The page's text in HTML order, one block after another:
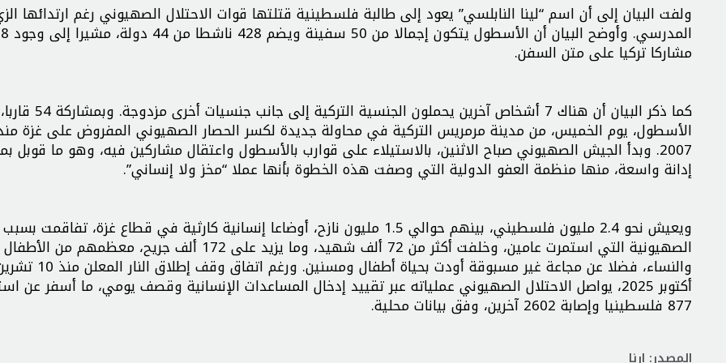
ولفت البيان إلى أن اسم “لينا النابلسي” يعود إلى طالبة فلسطينية قتلتها قوات الاحتلال الصهيوني رغم ارتدائها
المدرسي. وأوضح البيان أن
مشاركا تركيا على متن السفن.
كما ذكر البيان أن هناك 7 أشخاص آخرين يحملون
الأسطول، يوم الخميس، من مدينة مرمريس التركية في محاولة جديدة لكسر الحصار الصهيوني المفروض على غزة
2007. وبدأ الجيش الصهيوني صباح الاثنين، بالاستيلاء على قوارب بالأسطول واعتقال مشاركين فيه، وهو ما قوبل
إدانة واسعة، منها منظمة العفو الدولية التي وصفت هذه الخطوة بأنها عملا “مخز ولا إنساني”.
ويعيش نحو 2.4 مليون فلسطيني، بينهم حوالي 1.5 مليون نازح، أوضاعا إنسانية كارثية في قطاع غزة، تفاقمت
الصهيونية التي استمرت عامين، وخلفت أكثر من 72 ألف شهيد، وما يزيد على 172 ألف جريح، معظمهم من الأطفال
والنساء، فضلا عن مجاعة غير مسبوقة
أكتوبر 2025، يواصل الاحتلال الصهيوني عملياته عبر تقييد إدخال المساعدات الإنسانية وقصف يومي، ما أسفر عن
877 فلسطينيا وإصابة 2602 آخرين، وفق بيانات محلية.
المصدر: ارنا